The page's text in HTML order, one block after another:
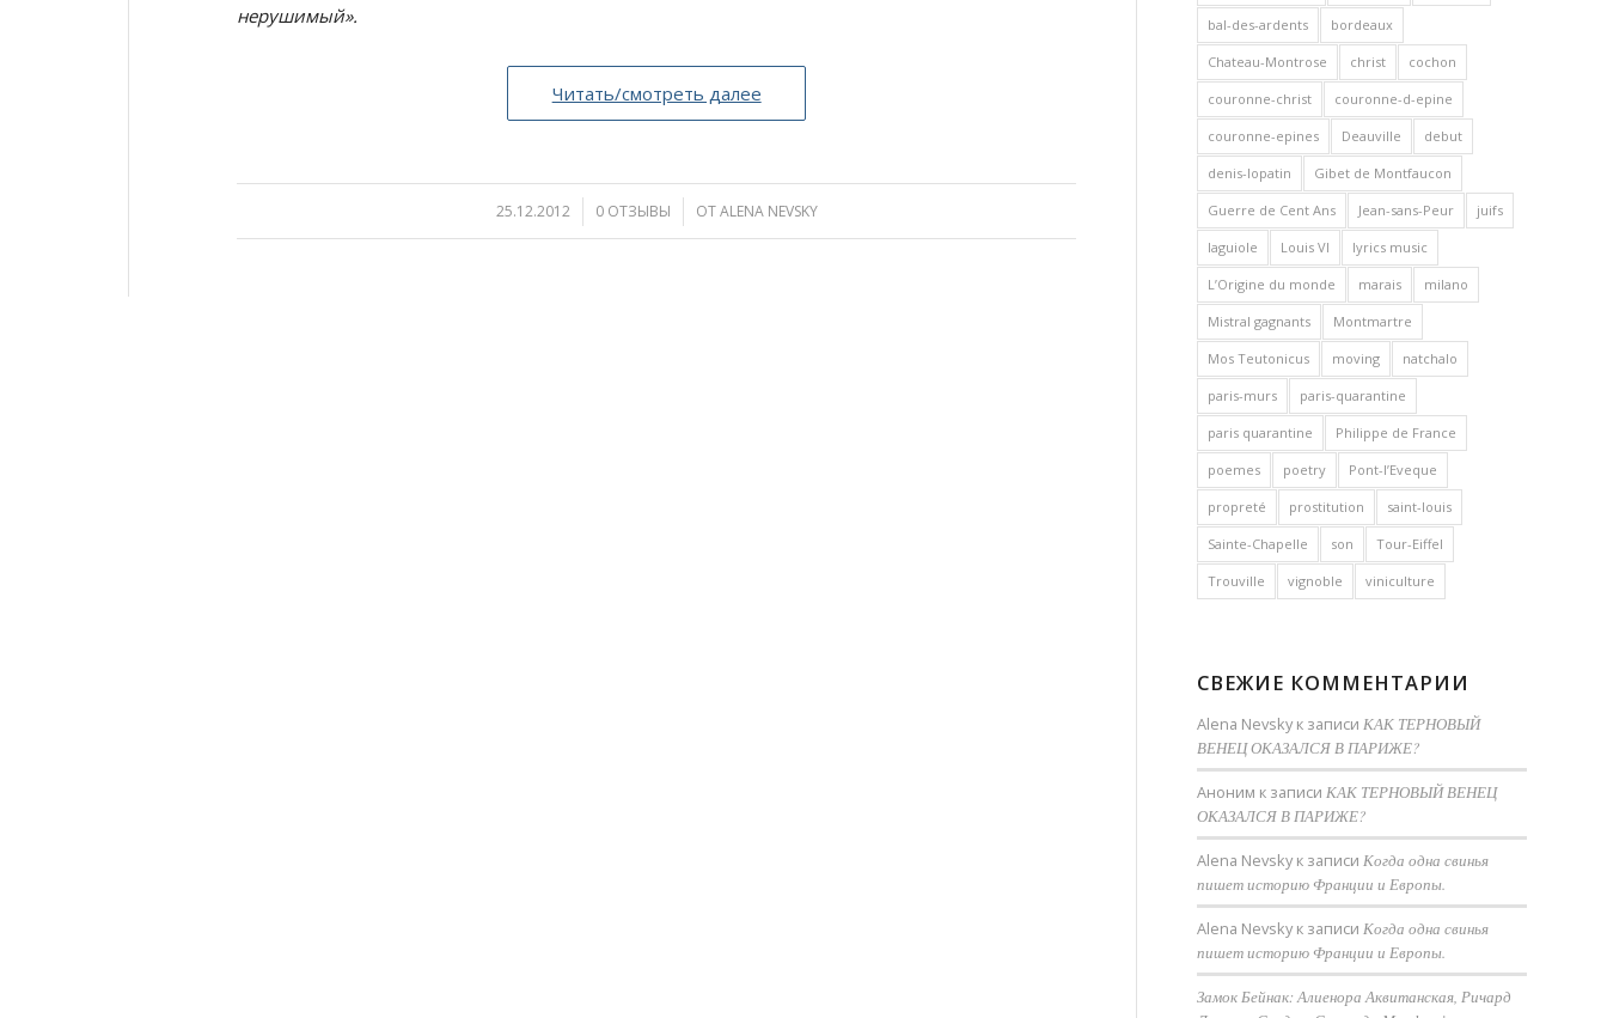
нерушимый».
Читать/смотреть далее
25.12.2012
/ 0 ОТЗЫВЫ
/ ОТALENA NEVSKY
bal-des-ardents bordeaux
Chateau-Montrose christ cochon
couronne-christ couronne-d-epine
couronne-epines Deauville debut
denis-lopatin Gibet de Montfaucon
Guerre de Cent Ans Jean-sans-Peur juifs
laguiole Louis VI lyrics music
L’Origine du monde marais milano
Mistral gagnants Montmartre
Mos Teutonicus moving natchalo
paris-murs paris-quarantine
paris quarantine Philippe de France
poemes poetry Pont-l’Eveque
propreté prostitution saint-louis
Sainte-Chapelle son Tour-Eiffel
Trouville vignoble viniculture
СВЕЖИЕ КОММЕНТАРИИ
Alena Nevsky к записиКАК ТЕРНОВЫЙ
ВЕНЕЦ ОКАЗАЛСЯ В ПАРИЖЕ?
Аноним к записиКАК ТЕРНОВЫЙ ВЕНЕЦ
ОКАЗАЛСЯ В ПАРИЖЕ?
Alena Nevsky к записиКогда одна свинья
пишет историю Франции и Европы.
Alena Nevsky к записиКогда одна свинья
пишет историю Франции и Европы.
Замок Бейнак: Алиенора Аквитанская, Ричард